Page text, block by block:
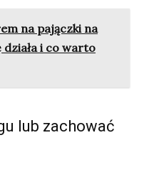
na pajączki na
i co warto
lub zachować